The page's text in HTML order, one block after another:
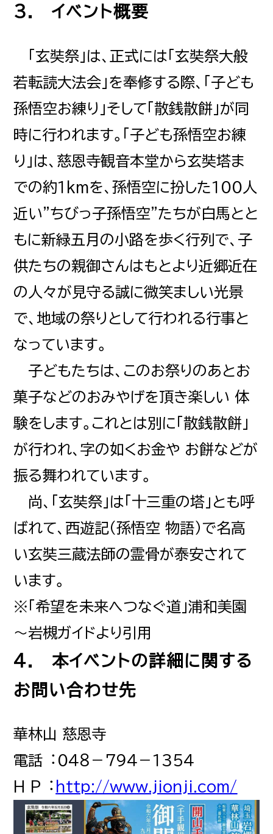
3. イベント概要
「玄奘祭」は、正式には「玄奘祭大般
若転読大法会」を奉修する際、「子ども
孫悟空お練り」そして「散銭散餅」が同
時に行われます。「子ども孫悟空お練
り」は、慈恩寺観音本堂から玄奘塔ま
での約１kmを、孫悟空に扮した１００人
近い"ちびっ子孫悟空"たちが白馬とと
もに新緑五月の小路を歩く行列で、子
供たちの親御さんはもとより近郷近在
の人々が見守る誠に微笑ましい光景
で、地域の祭りとして行われる行事と
なっています。
子どもたちは、このお祭りのあとお
菓子などのおみやげを頂き楽しい 体
験をします。これとは別に「散銭散餅」
が行われ、字の如くお金や お餅などが
振る舞われています。
尚、「玄奘祭」は「十三重の塔」とも呼
ばれて、西遊記（孫悟空 物語）で名高
い玄奘三蔵法師の霊骨が泰安されて
います。
※「希望を未来へつなぐ道」浦和美園
～岩槻ガイドより引用
4. 本イベントの詳細に関する
お問い合わせ先
華林山 慈恩寺
電話︓０４８－７９４－１３５４
H P︓ http://www.jionji.com/